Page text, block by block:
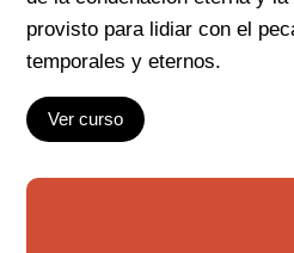
provisto para lidiar con el
temporales y eternos.
Ver curso